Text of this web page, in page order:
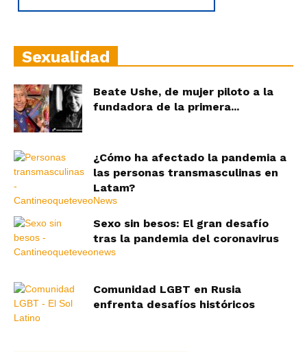
Sexualidad
Beate Ushe, de mujer piloto a la
fundadora de la primera...
¿Cómo ha afectado la pandemia a
las personas transmasculinas en
Latam?
Sexo sin besos: El gran desafío
tras la pandemia del coronavirus
Comunidad LGBT en Rusia
enfrenta desafíos históricos